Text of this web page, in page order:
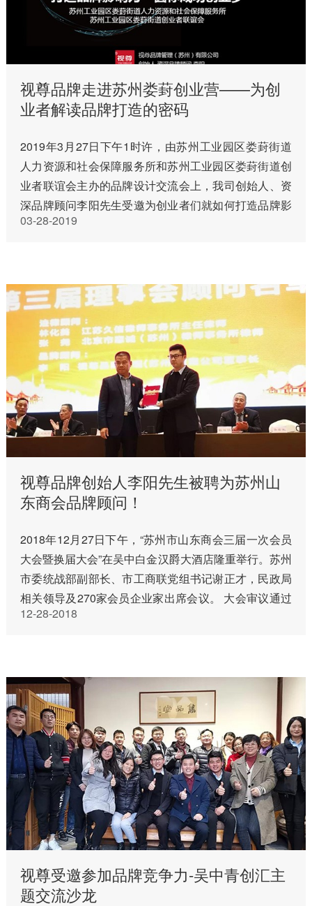
视尊品牌走进苏州娄葑创业营——为创
业者解读品牌打造的密码
2019年3月27日下午1时许，由苏州工业园区娄葑街道
人力资源和社会保障服务所和苏州工业园区娄葑街道创
业者联谊会主办的品牌设计交流会上，我司创始人、资
深品牌顾问李阳先生受邀为创业者们就如何打造品牌影
响力进行了分享。四十余位各界创业人士十分认真地听
03-28-2019
视尊品牌创始人李阳先生被聘为苏州山
东商会品牌顾问！
2018年12月27日下午，“苏州市山东商会三届一次会员
大会暨换届大会”在吴中白金汉爵大酒店隆重举行。苏州
市委统战部副部长、市工商联党组书记谢正才，民政局
相关领导及270家会员企业家出席会议。 大会审议通过
了《苏州市山东商会第二届理事会工作报告》、《苏州
12-28-2018
视尊受邀参加品牌竞争力-吴中青创汇主
题交流沙龙